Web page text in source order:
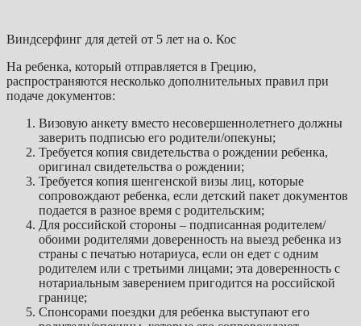
Виндсерфинг для детей от 5 лет на о. Кос
На ребенка, который отправляется в Грецию,
распространяются несколько дополнительных правил при
подаче документов:
Визовую анкету вместо несовершеннолетнего должны
заверить подписью его родители/опекуны;
Требуется копия свидетельства о рождении ребенка,
оригинал свидетельства о рождении;
Требуется копия шенгенской визы лиц, которые
сопровождают ребенка, если детский пакет документов
подается в разное время с родительским;
Для российской стороны – подписанная родителем/
обоими родителями доверенность на выезд ребенка из
страны с печатью нотариуса, если он едет с одним
родителем или с третьими лицами; эта доверенность с
нотариальным заверением пригодится на российской
границе;
Спонсорами поездки для ребенка выступают его